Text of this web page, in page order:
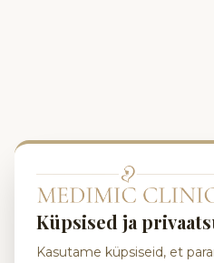
Küpsised ja
Kasutame küpsiseid, et